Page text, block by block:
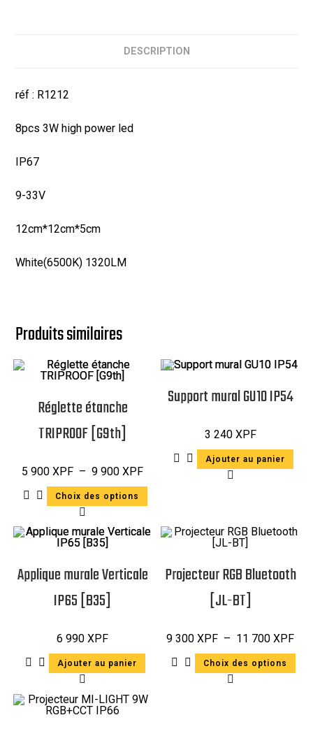
DESCRIPTION
réf : R1212
8pcs 3W high power led
IP67
9-33V
12cm*12cm*5cm
White(6500K) 1320LM
Produits similaires
Réglette étanche
TRIPROOF [G9th]
5 900XPF – 9 900XPF
Choix des options
Support mural GU10 IP54
3 240 XPF
Ajouter au panier
Applique murale Verticale
IP65 [B35]
6 990XPF
Ajouter au panier
Projecteur RGB Bluetooth
[JL-BT]
9 300XPF – 11 700XPF
Choix des options